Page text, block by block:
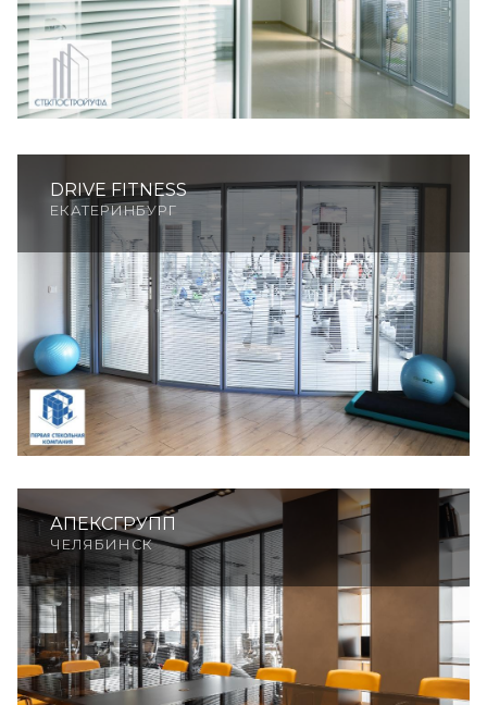
DRIVE FITNESS
ЕКАТЕРИНБУРГ
АПЕКСГРУПП
ЧЕЛЯБИНСК